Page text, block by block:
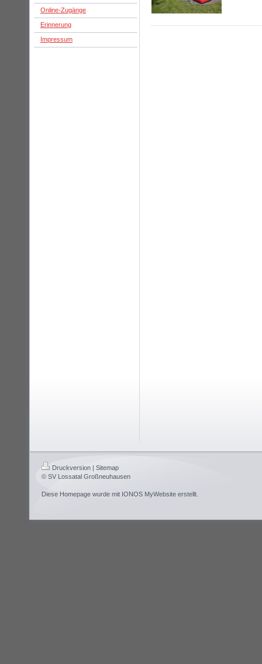
Online-Zugänge
Erinnerung
Impressum
Druckversion | Sitemap
© SV Lossatal Großneuhausen
Diese Homepage wurde mit IONOS MyWebsite erstellt.